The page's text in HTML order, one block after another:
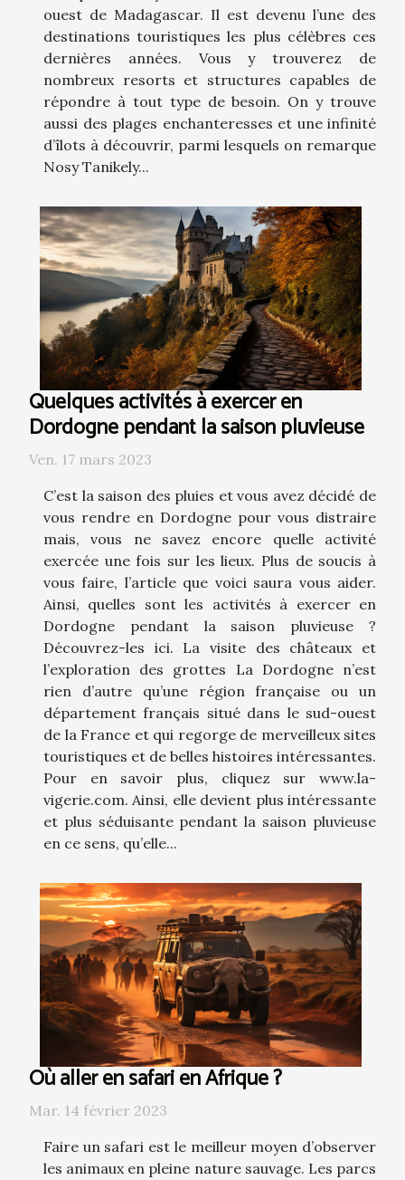
ouest de Madagascar. Il est devenu l’une des
destinations touristiques les plus célèbres ces
dernières années. Vous y trouverez de
nombreux resorts et structures capables de
répondre à tout type de besoin. On y trouve
aussi des plages enchanteresses et une infinité
d’îlots à découvrir, parmi lesquels on remarque
Nosy Tanikely...
Quelques activités à exercer en
Dordogne pendant la saison pluvieuse
Ven. 17 mars 2023
C’est la saison des pluies et vous avez décidé de
vous rendre en Dordogne pour vous distraire
mais, vous ne savez encore quelle activité
exercée une fois sur les lieux. Plus de soucis à
vous faire, l’article que voici saura vous aider.
Ainsi, quelles sont les activités à exercer en
Dordogne pendant la saison pluvieuse ?
Découvrez-les ici. La visite des châteaux et
l’exploration des grottes La Dordogne n’est
rien d’autre qu’une région française ou un
département français situé dans le sud-ouest
de la France et qui regorge de merveilleux sites
touristiques et de belles histoires intéressantes.
Pour en savoir plus, cliquez sur www.la-
vigerie.com. Ainsi, elle devient plus intéressante
et plus séduisante pendant la saison pluvieuse
en ce sens, qu’elle...
Où aller en safari en Afrique ?
Mar. 14 février 2023
Faire un safari est le meilleur moyen d’observer
les animaux en pleine nature sauvage. Les parcs